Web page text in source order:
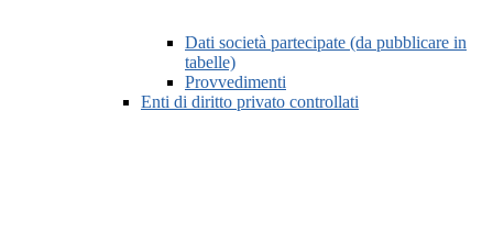
Dati società partecipate (da pubblicare in
tabelle)
Provvedimenti
Enti di diritto privato controllati